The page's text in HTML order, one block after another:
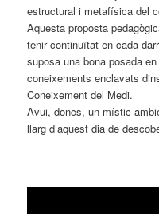
estructural i metafísica del
Aquesta proposta
tenir continuïtat en cada
suposa una bona posada
coneixements enclavats
Coneixement del Medi.
Avui, doncs, un místic
llarg d’aquest dia de